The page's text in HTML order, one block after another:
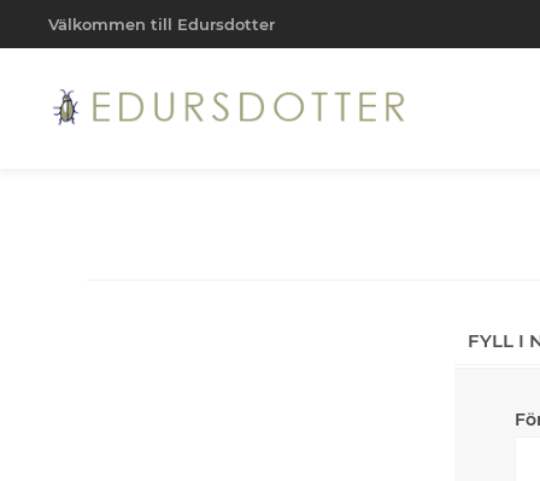
Välkommen till Edursdotter
FYLL I